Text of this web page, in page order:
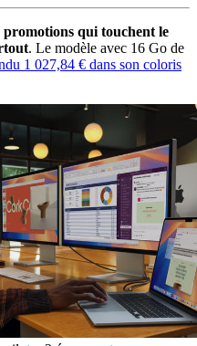
promotions qui touchent le
. Le modèle avec 16 Go de
1 027,84 € dans son coloris